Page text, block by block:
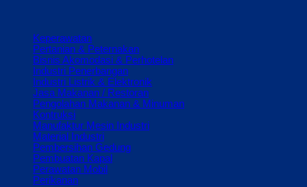
Keperawatan
Pertanian & Peternakan
Bisnis Akomodasi & Perhotelan
Industri Penerbangan
Industri Listrik & Elektronik
Jasa Makanan / Restoran
Pengolahan Makanan & Minuman
Kontruksi
Manufaktur Mesin Industri
Material Industri
Pembersihan Gedung
Pembuatan Kapal
Perawatan Mobil
Perikanan